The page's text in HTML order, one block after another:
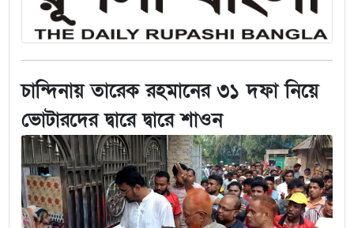
চান্দিনায় তারেক রহমানের ৩১ দফা নিয়ে
ভোটারদের দ্বারে দ্বারে শাওন